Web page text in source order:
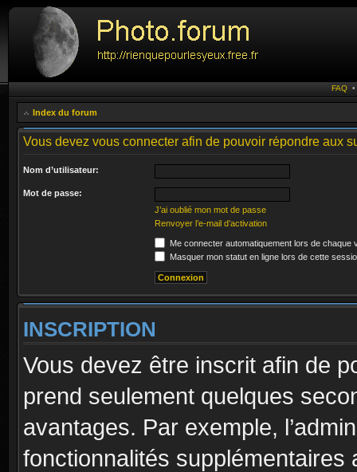
FAQ
Index du forum
Vous devez vous connecter afin de pouvoir répondre aux
Nom d’utilisateur:
Mot de passe:
J’ai oublié mon mot de passe
Renvoyer l’e-mail d’activation
Me connecter automatiquement lors de chaque
Masquer mon statut en ligne lors de cette
INSCRIPTION
Vous devez être inscrit afin de
prend seulement quelques
avantages. Par exemple,
fonctionnalités